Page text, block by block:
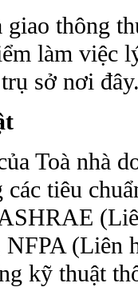
thông
làm việc
sở nơi
Toà nhà
các tiêu
(Liên
kỹ thuật